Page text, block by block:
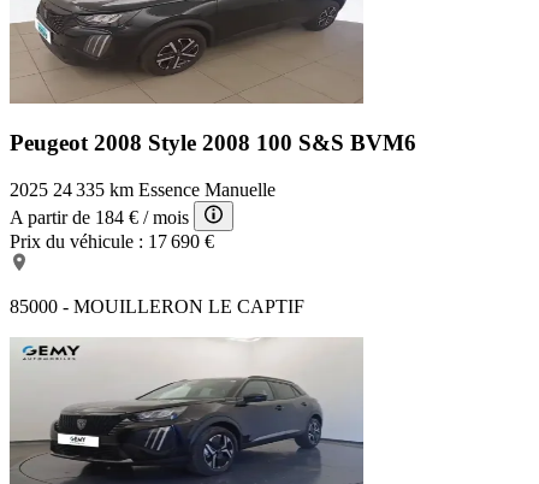
Peugeot 2008 Style 2008 100 S&S BVM6
2025 24 335 km Essence Manuelle
A partir de 184 € / mois
Prix du véhicule : 17 690 €
85000 - MOUILLERON LE CAPTIF